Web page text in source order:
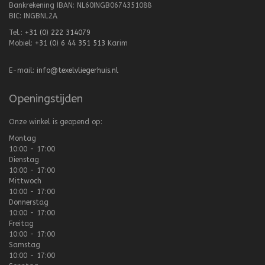
Bankrekening IBAN: NL60INGB0674351088
BIC: INGBNL2A
Tel.: +31 (0) 222 314079
Mobiel: +31 (0) 6 44 351 513 Karim
E-mail: info@texelvliegerhuis.nl
Openingstijden
Onze winkel is geopend op:
Montag
10:00 - 17:00
Dienstag
10:00 - 17:00
Mittwoch
10:00 - 17:00
Donnerstag
10:00 - 17:00
Freitag
10:00 - 17:00
Samstag
10:00 - 17:00